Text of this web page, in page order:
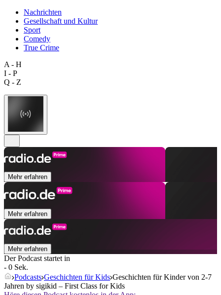
Nachrichten
Gesellschaft und Kultur
Sport
Comedy
True Crime
A - H
I - P
Q - Z
Mehr erfahren
Mehr erfahren
Mehr erfahren
Der Podcast startet in
- 0 Sek.
Podcasts Geschichten für Kids Geschichten für Kinder von 2-7
Jahren by sigikid – First Class for Kids